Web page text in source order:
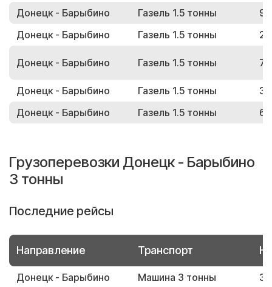
Донецк - Барыбино
Газель 1.5 тонны
Донецк - Барыбино
Газель 1.5 тонны
Донецк - Барыбино Газель 1.5 тонны
Донецк - Барыбино Газель 1.5 тонны
Донецк - Барыбино
Газель 1.5 тонны
Грузоперевозки Донецк - Барыбино
3 тонны
Последние рейсы
Направление Транспорт
Донецк - Барыбино Машина 3 тонны